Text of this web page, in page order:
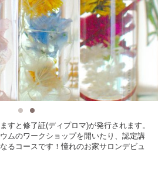
すと修了証(ディプロマ)が発行されます。
ムのワークショップを開いたり、認定講
るコースです！憧れのお家サロンデビュ